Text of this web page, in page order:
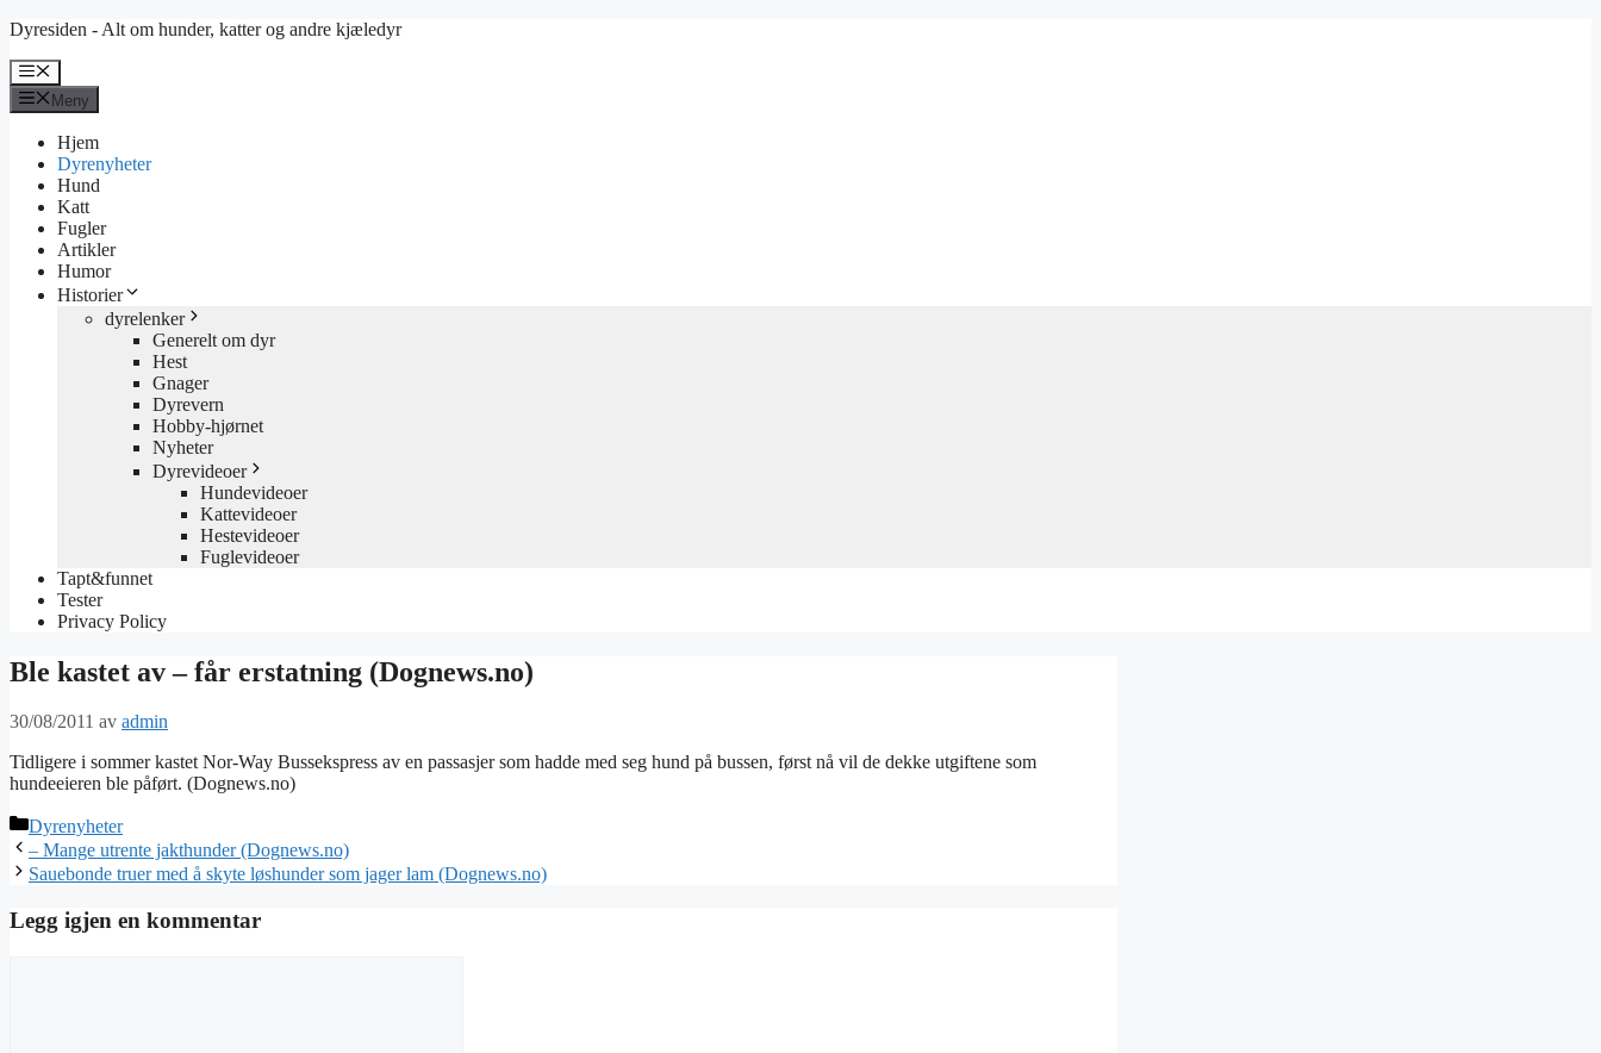
Hopp
innhold
Dyresiden - Alt om hunder, katter og andre kjæledyr
Meny
Meny
Hjem
Dyrenyheter
Hund
Katt
Fugler
Artikler
Humor
Historier
dyrelenker
Generelt om dyr
Hest
Gnager
Dyrevern
Hobby-hjørnet
Nyheter
Dyrevideoer
Hundevideoer
Kattevideoer
Hestevideoer
Fuglevideoer
Tapt&funnet
Tester
Privacy Policy
Ble kastet av – får erstatning (Dognews.no)
30/08/2011 av admin
Tidligere i sommer kastet Nor-Way Bussekspress av en passasjer som hadde med seg hund på bussen, først nå vil de dekke utgiftene som
hundeeieren ble påført. (Dognews.no)
Kategorier
Dyrenyheter
– Mange utrente jakthunder (Dognews.no)
Sauebonde truer med å skyte løshunder som jager lam (Dognews.no)
Legg igjen en kommentar